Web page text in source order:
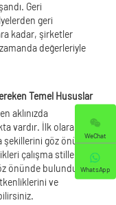
Geri
geri
kadar, şirketler
değerleriyle
Temel Hususlar
aklınızda
vardır. İlk olarak,
şekillerini göz önünde
çalışma stilleri ve
önünde bulundurun.
ve
WeChat
WhatsApp